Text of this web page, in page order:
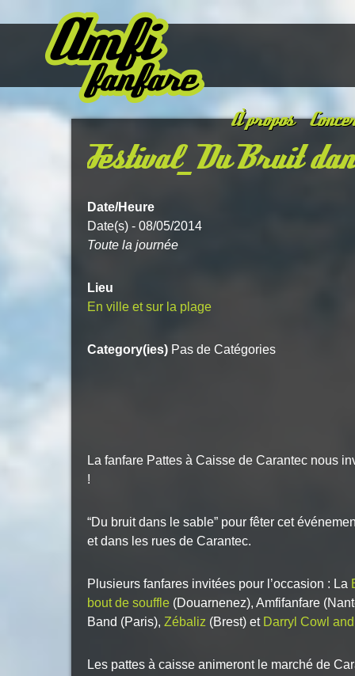
À propos
Festival_Du Bruit
Date/Heure
Date(s) - 08/05/2014
Toute la journée
Lieu
En ville et sur la plage
Category(ies) Pas de Catégories
La fanfare Pattes à Caisse de Carantec nous
!
“Du bruit dans le sable” pour fêter cet
et dans les rues de Carantec.
Plusieurs fanfares invitées pour l’occasion : La
bout de souffle (Douarnenez), Amfifanfare
Band (Paris), Zébaliz (Brest) et Darryl Cowl
Les pattes à caisse animeront le marché de